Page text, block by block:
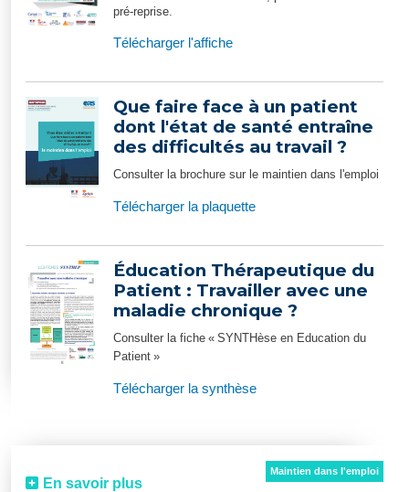
pré-reprise.
Télécharger l'affiche
Que faire face à un patient
dont l'état de santé entraîne
des difficultés au travail ?
Consulter la brochure sur le maintien dans l'emploi
Télécharger la plaquette
Éducation Thérapeutique du
Patient : Travailler avec une
maladie chronique ?
Consulter la fiche « SYNTHèse en Education du
Patient »
Télécharger la synthèse
En savoir plus
Maintien dans l'emploi